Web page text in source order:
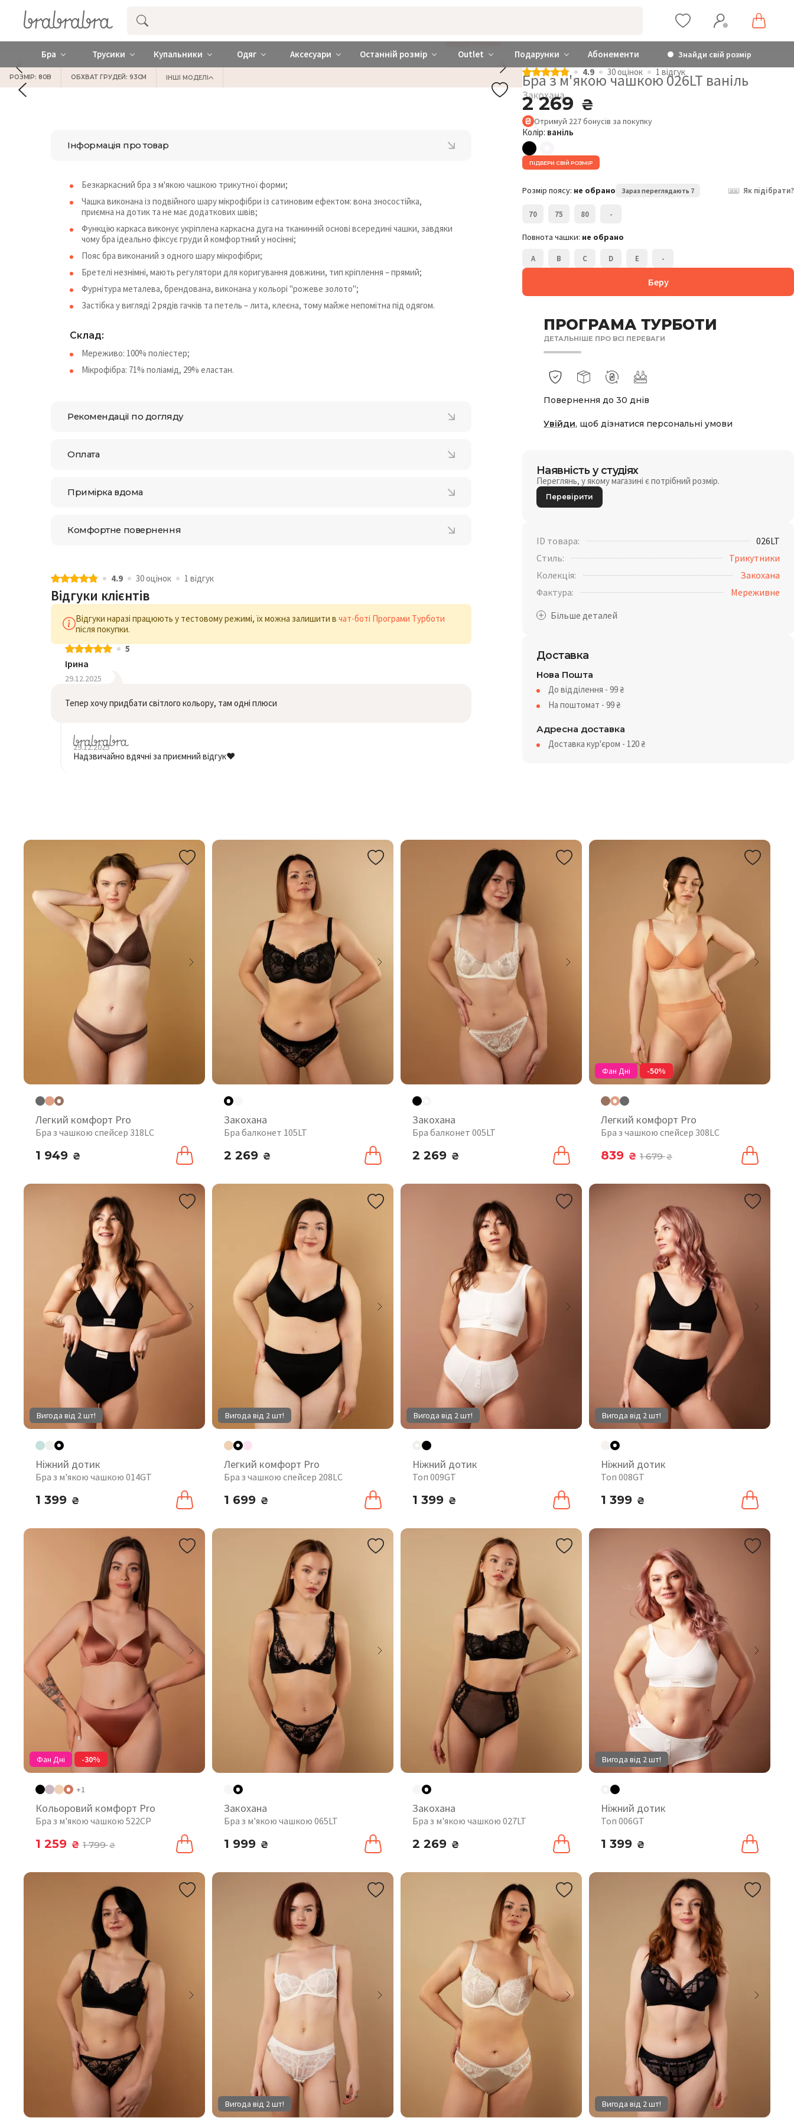
Купити нижню жіночу білизну ❤️ brabrabra ❤️ Київ та Україна
Бра Трусики Купальники Одяг Аксесуари Останній розмір Outlet Подарунки Абонементи Знайди свій розмір
ДОДАЙ ТРУСИКИ
РОЗМІР: 80B ОБХВАТ ГРУДЕЙ: 93СМ ІНШІ МОДЕЛІ 4.9 30 оцiнок 1 відгук
Бра з м'якою чашкою 026LT ваніль
Закохана
2 269 ₴
Отримуй 227бонусів за покупку
Колір: ваніль
ПІДБЕРИ СВІЙ РОЗМІР
Розмір поясу: не обрано Зараз переглядають 7 Як підібрати?
70 75 80 -
Повнота чашки: не обрано
A B C D E -
Беру
ПРОГРАМА ТУРБОТИ
ДЕТАЛЬНІШЕ ПРО ВСІ ПЕРЕВАГИ
Повернення до 30 днів
Увійди, щоб дізнатися персональні умови
Наявність у студіях
Переглянь, у якому магазині є потрібний розмір.
Перевірити
ID товара:
026LT
Стиль:
Трикутники
Колекція:
Закохана
Фактура:
Мереживне
Доставка
Нова Пошта
До відділення - 99₴
На поштомат - 99₴
Адресна доставка
Доставка кур'єром - 120₴
Інформація про товар
Безкаркасний бра з м'якою чашкою трикутної форми;
Чашка виконана із подвійного шару мікрофібри із сатиновим ефектом: вона зносостійка,
приємна на дотик та не має додаткових швів;
Функцію каркаса виконує укріплена каркасна дуга на тканинній основі всередині чашки, завдяки
чому бра ідеально фіксує груди й комфортний у носінні;
Пояс бра виконаний з одного шару мікрофібри;
Бретелі незнімні, мають регулятори для коригування довжини, тип кріплення – прямий;
Фурнітура металева, брендована, виконана у кольорі "рожеве золото";
Застібка у вигляді 2 рядів гачків та петель – лита, клеєна, тому майже непомітна під одягом.
Cклад:
Мереживо: 100% поліестер;
Мікрофібра: 71% поліамід, 29% еластан.
Рекомендації по догляду
Оплата
Примірка вдома
Комфортне повернення
4.9 30 оцiнок 1 відгук
Відгуки клієнтів
Відгуки наразі працюють у тестовому режимі, їх можна залишити в чат-боті Програми Турботи
після покупки.
5
Ірина
29.12.2025
Тепер хочу придбати світлого кольору, там одні плюси
29.12.2025
Надзвичайно вдячні за приємний відгук❤️
Легкий комфорт Pro
Бра з чашкою спейсер 318LC
1 949 ₴
Закохана
Бра балконет 105LT
2 269 ₴
Закохана
Бра балконет 005LT
2 269 ₴
Фан Дні -50%
Легкий комфорт Pro
Бра з чашкою спейсер 308LC
839 ₴ 1 679₴
Вигода від 2 шт!
Ніжний дотик
Бра з м'якою чашкою 014GT
1 399 ₴
Вигода від 2 шт!
Легкий комфорт Pro
Бра з чашкою спейсер 208LC
1 699 ₴
Вигода від 2 шт!
Ніжний дотик
Топ 009GT
1 399 ₴
Вигода від 2 шт!
Ніжний дотик
Топ 008GT
1 399 ₴
Фан Дні -30%
+1
Кольоровий комфорт Pro
Бра з м'якою чашкою 522CP
1 259 ₴ 1 799₴
Закохана
Бра з м'якою чашкою 065LT
1 999 ₴
Закохана
Бра з м'якою чашкою 027LT
2 269 ₴
Вигода від 2 шт!
Ніжний дотик
Топ 006GT
1 399 ₴
Вигода від 2 шт! Вигода від 2 шт!